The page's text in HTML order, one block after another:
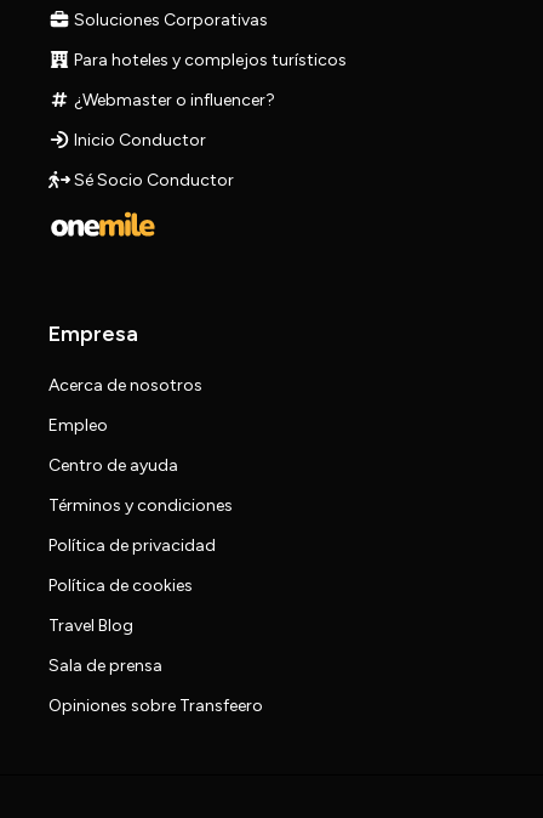
Soluciones Corporativas
Para hoteles y complejos turísticos
¿Webmaster o influencer?
Inicio Conductor
Sé Socio Conductor
Empresa
Acerca de nosotros
Empleo
Centro de ayuda
Términos y condiciones
Política de privacidad
Política de cookies
Travel Blog
Sala de prensa
Opiniones sobre Transfeero